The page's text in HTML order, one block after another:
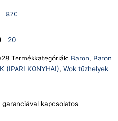
870
20
Termékkategóriák: Baron, Baron
(IPARI KONYHAI), Wok tűzhelyek
garanciával kapcsolatos